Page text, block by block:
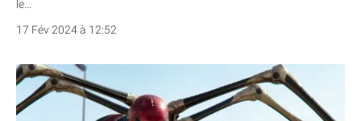
le…
17 Fév 2024 à 12:52